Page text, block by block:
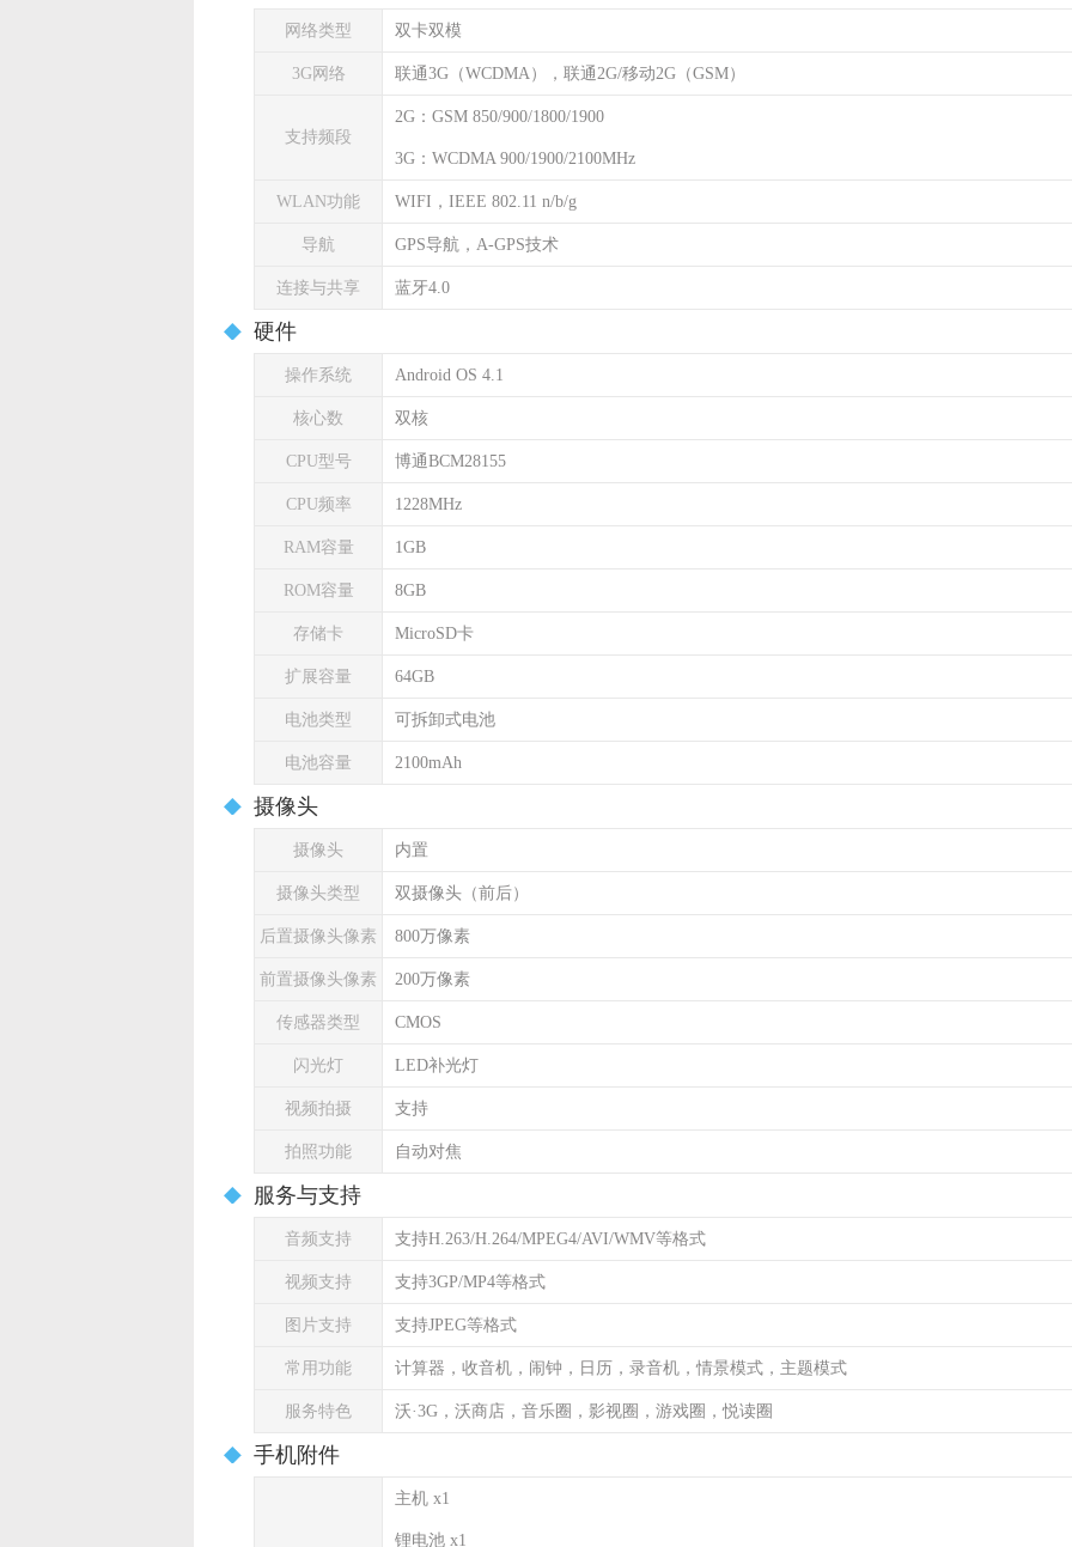
网络类型 双卡双模
3G网络 联通3G（WCDMA），联通2G/移动2G（GSM）
支持频段
2G：GSM 850/900/1800/1900
3G：WCDMA 900/1900/2100MHz
WLAN功能 WIFI，IEEE 802.11 n/b/g
导航 GPS导航，A-GPS技术
连接与共享 蓝牙4.0
硬件
操作系统 Android OS 4.1
核心数 双核
CPU型号 博通BCM28155
CPU频率 1228MHz
RAM容量 1GB
ROM容量 8GB
存储卡 MicroSD卡
扩展容量 64GB
电池类型 可拆卸式电池
电池容量 2100mAh
摄像头
摄像头 内置
摄像头类型 双摄像头（前后）
后置摄像头像素 800万像素
前置摄像头像素 200万像素
传感器类型 CMOS
闪光灯 LED补光灯
视频拍摄 支持
拍照功能 自动对焦
服务与支持
音频支持 支持H.263/H.264/MPEG4/AVI/WMV等格式
视频支持 支持3GP/MP4等格式
图片支持 支持JPEG等格式
常用功能 计算器，收音机，闹钟，日历，录音机，情景模式，主题模式
服务特色 沃·3G，沃商店，音乐圈，影视圈，游戏圈，悦读圈
手机附件
主机 x1
锂电池 x1